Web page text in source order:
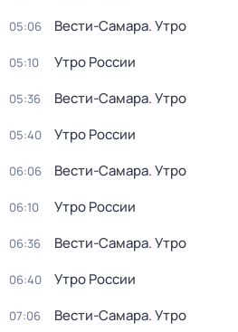
05:06 Вести-Самара. Утро
05:10 Утро России
05:36 Вести-Самара. Утро
05:40 Утро России
06:06 Вести-Самара. Утро
06:10 Утро России
06:36 Вести-Самара. Утро
06:40 Утро России
07:06 Вести-Самара. Утро